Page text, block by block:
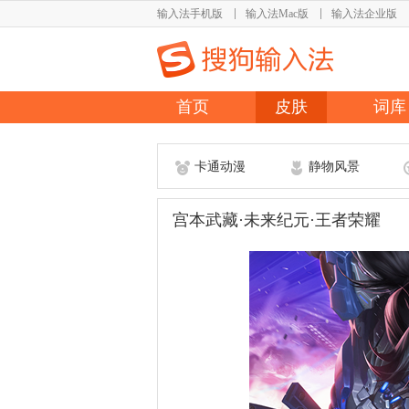
输入法手机版 输入法Mac版 输入法企业版
首页 皮肤 词库
卡通动漫 静物风景
宫本武藏·未来纪元·王者荣耀